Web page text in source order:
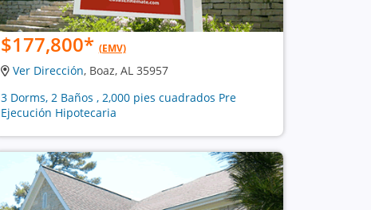
$177,800* (EMV)
Ver Dirección, Boaz, AL 35957
3 Dorms, 2 Baños , 2,000 pies cuadrados Pre
Ejecución Hipotecaria